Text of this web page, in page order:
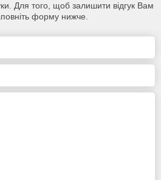
Для того, щоб залишити відгук Вам
форму нижче.